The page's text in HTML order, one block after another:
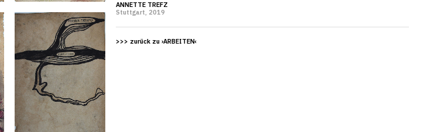
ANNETTE TREFZ
Stuttgart, 2019
>>> zurück zu ›ARBEITEN‹